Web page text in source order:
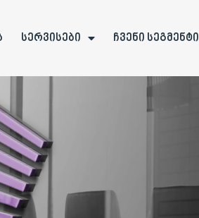
სერვისები ჩვენი სეგმენტი